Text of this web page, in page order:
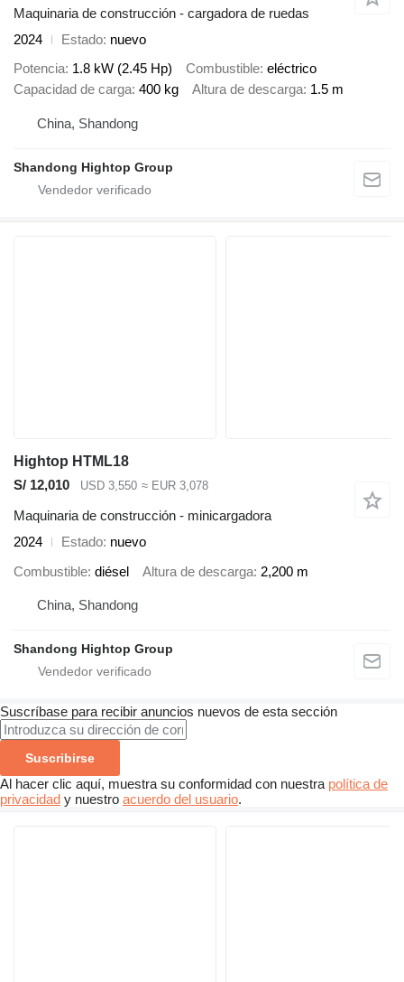
Maquinaria de construcción - cargadora de ruedas
2024
Estado nuevo
Potencia 1.8 kW (2.45 Hp) Combustible eléctrico
Capacidad de carga 400 kg Altura de descarga 1.5 m
China, Shandong
Shandong Hightop Group
Hightop HTML18
S/ 12,010
USD 3,550 ≈ EUR 3,078
Maquinaria de construcción - minicargadora
2024
Estado nuevo
Combustible diésel Altura de descarga 2,200 m
China, Shandong
Shandong Hightop Group
Suscríbase para recibir anuncios nuevos de esta sección
Suscribirse
Al hacer clic aquí, muestra su conformidad con nuestra política de
privacidad y nuestro acuerdo del usuario.